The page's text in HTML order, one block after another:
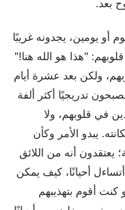
بعد.
أو يومين، يجدونه غريبًا
"هذا هو الله هنا!"
ولكن بعد عشرة أيام
تدريجيًا أكثر ألفة
في قلوبهم، ولا
يبدو الأمر وكأن
يعتقدون أنه من اللائق
أحيانًا، كيف يمكن
كنت أقوم بتهذيبهم